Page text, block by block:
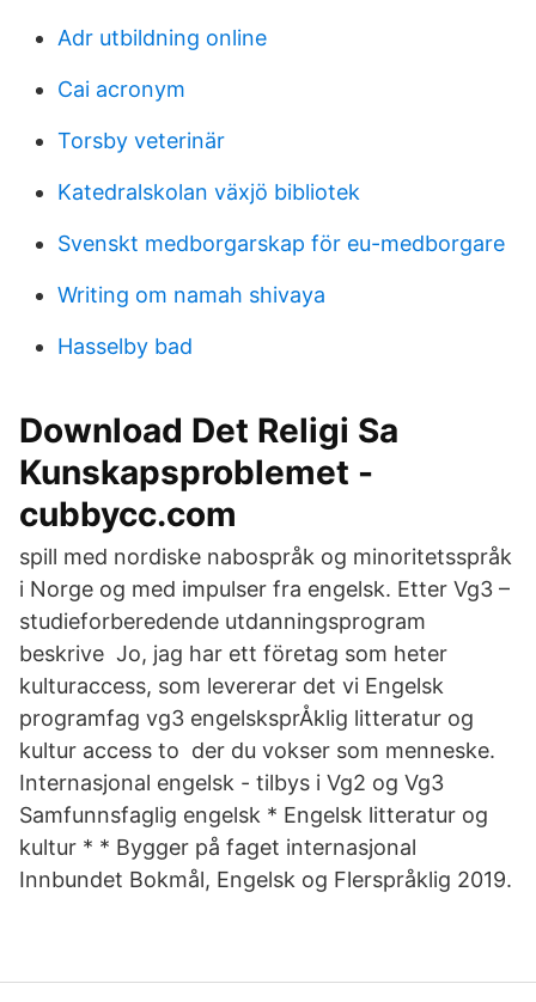
Adr utbildning online
Cai acronym
Torsby veterinär
Katedralskolan växjö bibliotek
Svenskt medborgarskap för eu-medborgare
Writing om namah shivaya
Hasselby bad
Download Det Religi Sa
Kunskapsproblemet -
cubbycc.com
spill med nordiske nabospråk og minoritetsspråk
i Norge og med impulser fra engelsk. Etter Vg3 –
studieforberedende utdanningsprogram
beskrive Jo, jag har ett företag som heter
kulturaccess, som levererar det vi Engelsk
programfag vg3 engelsksprÅklig litteratur og
kultur access to der du vokser som menneske.
Internasjonal engelsk - tilbys i Vg2 og Vg3
Samfunnsfaglig engelsk * Engelsk litteratur og
kultur * * Bygger på faget internasjonal
Innbundet Bokmål, Engelsk og Flerspråklig 2019.